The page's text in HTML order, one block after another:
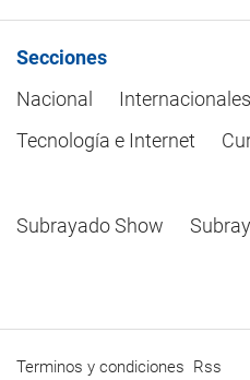
Secciones
Nacional
Internacionales
Tecnología e Internet
Subrayado Show
Terminos y condiciones Rss